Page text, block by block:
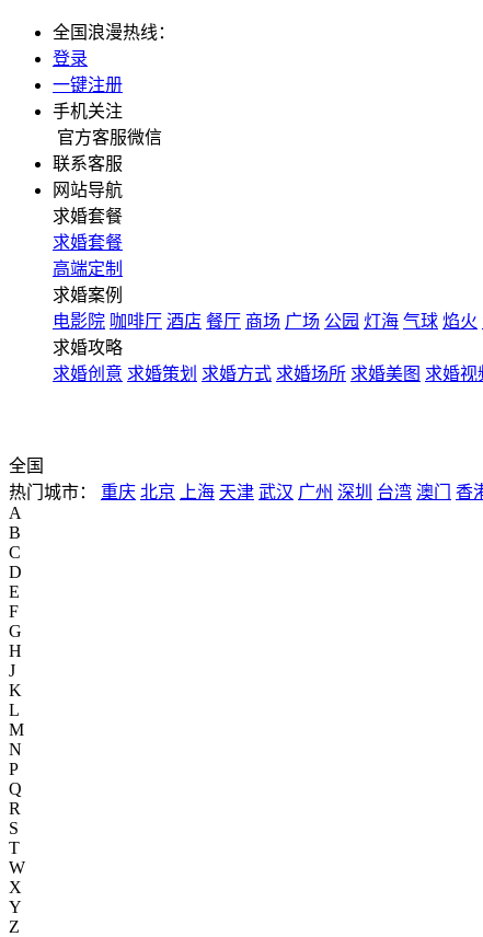
全国浪漫热线：
登录
一键注册
手机关注
官方客服微信
联系客服
网站导航
求婚套餐
求婚套餐
高端定制
求婚案例
电影院 咖啡厅 酒店 餐厅 商场 广场 公园 灯海 气球 焰火
求婚攻略
求婚创意 求婚策划 求婚方式 求婚场所 求婚美图 求婚视
全国
热门城市：
重庆 北京 上海 天津 武汉 广州 深圳 台湾 澳门 香
A
B
C
D
E
F
G
H
J
K
L
M
N
P
Q
R
S
T
W
X
Y
Z